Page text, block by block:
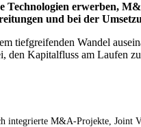
Technologien erwerben,
und bei der
tiefgreifenden Wandel
den Kapitalfluss am Laufen
integrierte M&A-Projekte, Joint